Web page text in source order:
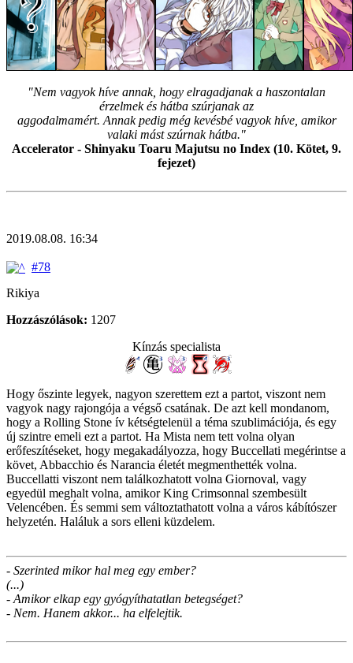
"Nem vagyok híve annak, hogy elragadjanak a haszontalan
érzelmek és hátba szúrjanak az
aggodalmamért. Annak pedig még kevésbé vagyok híve, amikor
valaki mást szúrnak hátba."
Accelerator - Shinyaku Toaru Majutsu no Index (10. Kötet, 9.
fejezet)
2019.08.08. 16:34
#78
Rikiya
Hozzászólások: 1207
Kínzás specialista
Hogy őszinte legyek, nagyon szerettem ezt a partot, viszont nem
vagyok nagy rajongója a végső csatának. De azt kell mondanom,
hogy a Rolling Stone ív kétségtelenül a téma szublimációja, és egy
új szintre emeli ezt a partot. Ha Mista nem tett volna olyan
erőfeszítéseket, hogy megakadályozza, hogy Buccellati megérintse a
követ, Abbacchio és Narancia életét megmenthették volna.
Buccellatti viszont nem találkozhatott volna Giornoval, vagy
egyedül meghalt volna, amikor King Crimsonnal szembesült
Velencében. És semmi sem változtathatott volna a város kábítószer
helyzetén. Haláluk a sors elleni küzdelem.
- Szerinted mikor hal meg egy ember?
(...)
- Amikor elkap egy gyógyíthatatlan betegséget?
- Nem. Hanem akkor... ha elfelejtik.